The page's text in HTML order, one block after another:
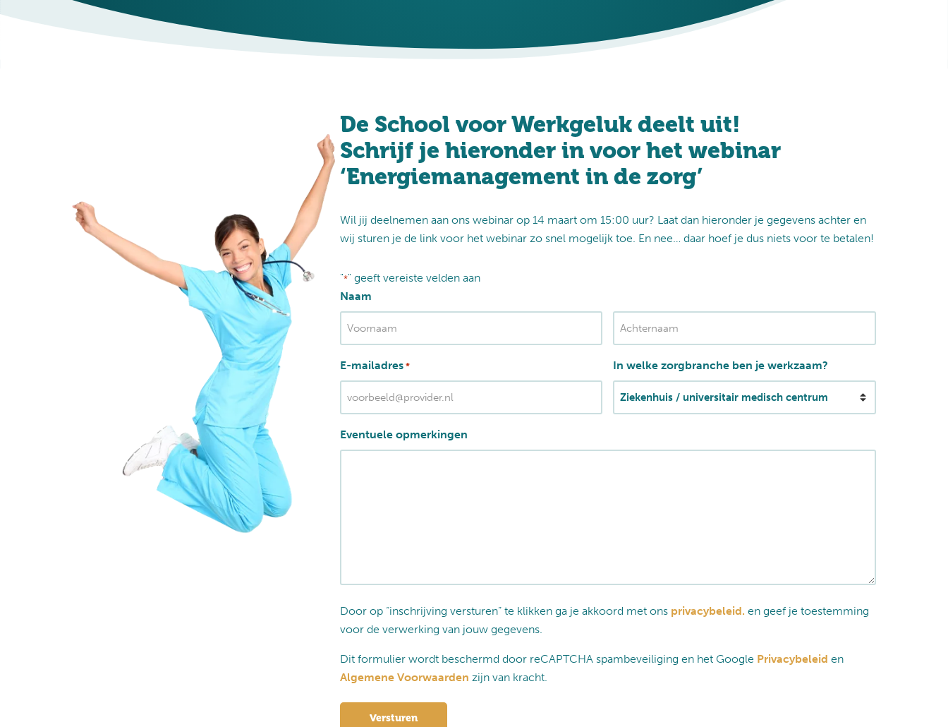
De School voor Werkgeluk deelt uit!
Schrijf je hieronder in voor het webinar
‘Energiemanagement in de zorg’
Wil jij deelnemen aan ons webinar op 14 maart om 15:00 uur? Laat dan hieronder je gegevens achter en
wij sturen je de link voor het webinar zo snel mogelijk toe. En nee… daar hoef je dus niets voor te betalen!
"*" geeft vereiste velden aan
Naam
o
a
c
E-mailadres * In welke zorgbranche ben je werkzaam?
Eventuele opmerkingen
Door op “inschrijving versturen” te klikken ga je akkoord met ons privacybeleid. en geef je toestemming
voor de verwerking van jouw gegevens.
Dit formulier wordt beschermd door reCAPTCHA spambeveiliging en het Google Privacybeleid en
Algemene Voorwaarden zijn van kracht.